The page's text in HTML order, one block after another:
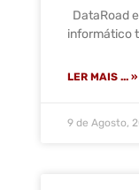
DataRoad
informático
LER MAIS ... »
9 de Agosto,